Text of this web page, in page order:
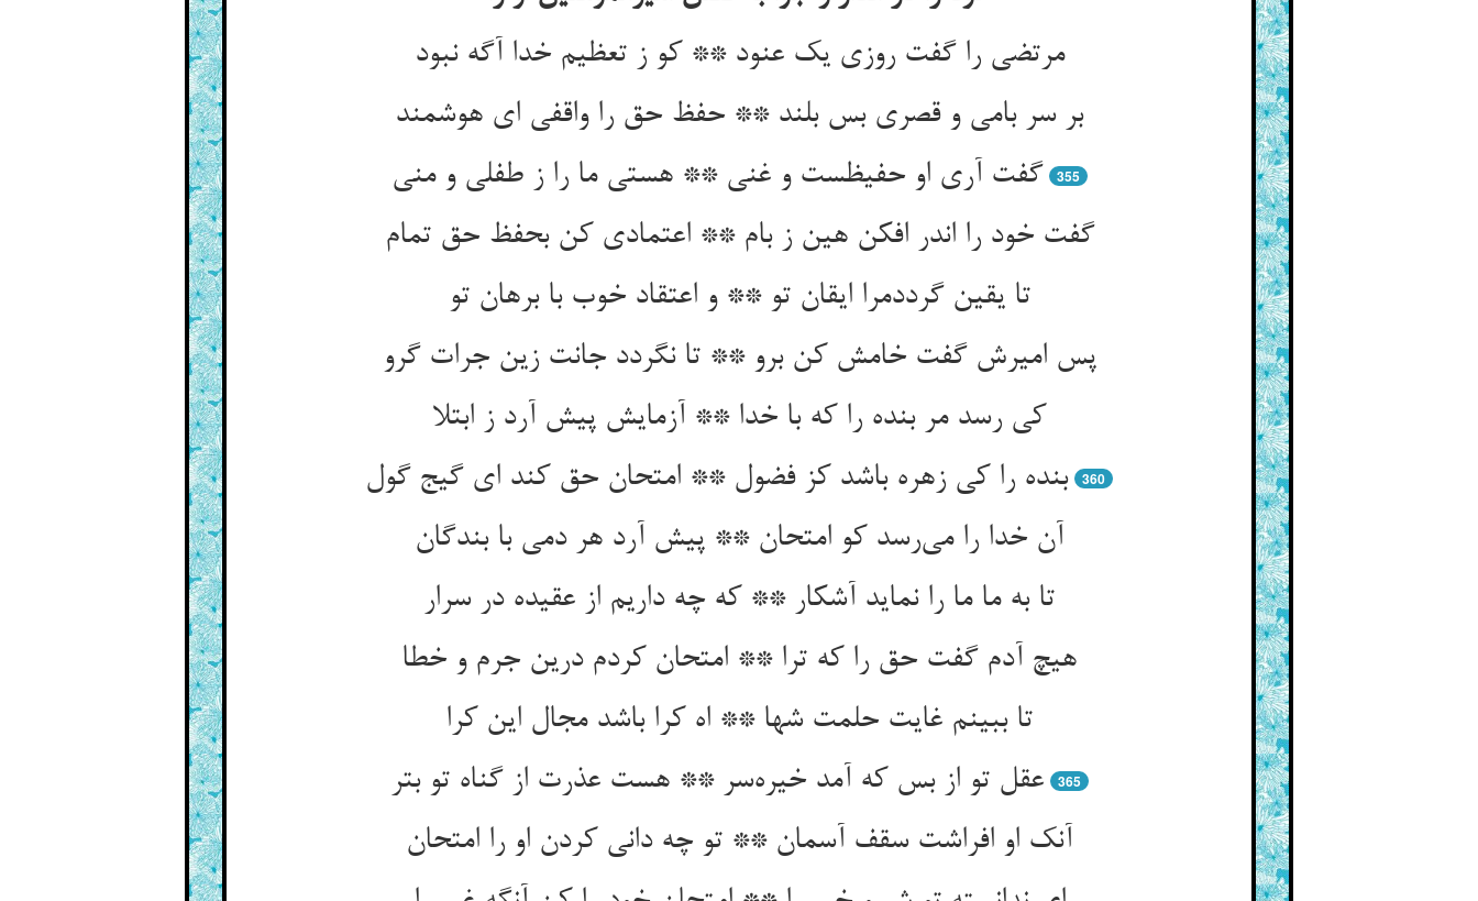
مرتضی را گفت روزی یک عنود ** کو ز تعظیم خدا آگه نبود
بر سر بامی و قصری بس بلند ** حفظ حق را واقفی ای هوشمند
گفت آری او حفیظست و غنی ** هستی ما را ز طفلی و منی
355
گفت خود را اندر افکن هین ز بام ** اعتمادی کن بحفظ حق تمام
تا یقین گرددمرا ایقان تو ** و اعتقاد خوب با برهان تو
پس امیرش گفت خامش کن برو ** تا نگردد جانت زین جرات گرو
کی رسد مر بنده را که با خدا ** آزمایش پیش آرد ز ابتلا
بنده را کی زهره باشد کز فضول ** امتحان حق کند ای گیج گول
360
آن خدا را می‌رسد کو امتحان ** پیش آرد هر دمی با بندگان
تا به ما ما را نماید آشکار ** که چه داریم از عقیده در سرار
هیچ آدم گفت حق را که ترا ** امتحان کردم درین جرم و خطا
تا ببینم غایت حلمت شها ** اه کرا باشد مجال این کرا
عقل تو از بس که آمد خیره‌سر ** هست عذرت از گناه تو بتر
365
آنک او افراشت سقف آسمان ** تو چه دانی کردن او را امتحان